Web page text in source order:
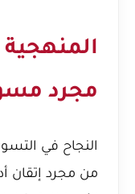
مجرد
النجاح في
من مجرد إتقان